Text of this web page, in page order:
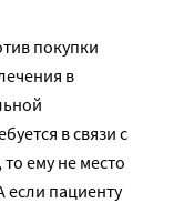
покупки
в
в связи с
ему не место
если пациенту